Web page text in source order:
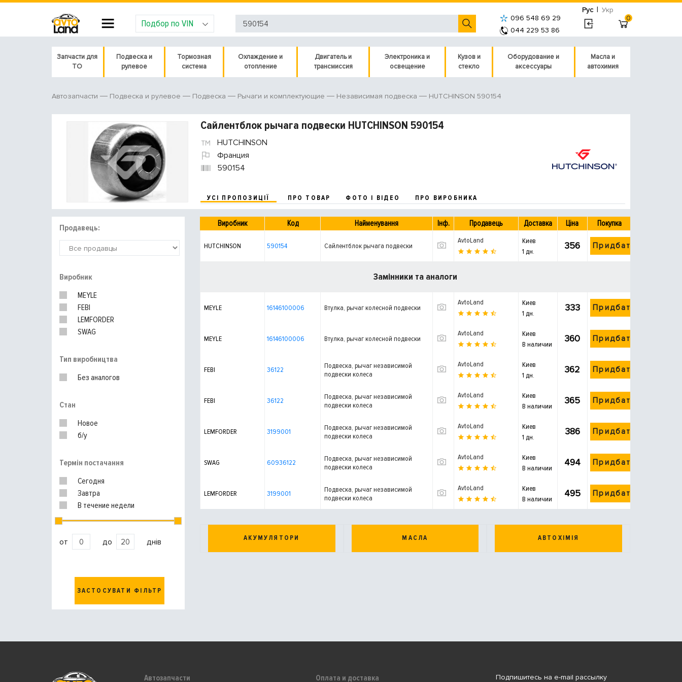
Рус | Укр
Подбор по VIN
096 548 69 29
044 229 53 86
0
Запчасти для
ТО
Подвеска и
рулевое
Тормозная
система
Охлаждение и
отопление
Двигатель и
трансмиссия
Электроника и
освещение
Кузов и
стекло
Оборудование и
аксессуары
Масла и
автохимия
Автозапчасти Подвеска и рулевое Подвеска Рычаги и комплектующие Независимая подвеска HUTCHINSON 590154
Сайлентблок рычага подвески HUTCHINSON 590154
HUTCHINSON
Франция
590154
УСІ ПРОПОЗИЦІЇ ПРО ТОВАР ФОТО І ВІДЕО ПРО ВИРОБНИКА
Продавець:
Виробник
MEYLE
FEBI
LEMFORDER
SWAG
Тип виробництва
Без аналогов
Стан
Новое
б/у
Термін постачання
Сегодня
Завтра
В течение недели
от до днів
ЗАСТОСУВАТИ ФІЛЬТР
Виробник Код Найменування Інф. Продавець Доставка Ціна Покупка
HUTCHINSON 590154 Сайлентблок рычага подвески
AvtoLand
Киев
1 дн.
356 Придбати
Замінники та аналоги
MEYLE 16146100006 Втулка, рычаг колесной подвески
AvtoLand
Киев
1 дн.
333 Придбати
MEYLE 16146100006 Втулка, рычаг колесной подвески
AvtoLand
Киев
В наличии
360 Придбати
FEBI 36122
Подвеска, рычаг независимой
подвески колеса
AvtoLand
Киев
1 дн.
362 Придбати
FEBI 36122
Подвеска, рычаг независимой
подвески колеса
AvtoLand
Киев
В наличии
365 Придбати
LEMFORDER 3199001
Подвеска, рычаг независимой
подвески колеса
AvtoLand
Киев
1 дн.
386 Придбати
SWAG 60936122
Подвеска, рычаг независимой
подвески колеса
AvtoLand
Киев
В наличии
494 Придбати
LEMFORDER 3199001
Подвеска, рычаг независимой
подвески колеса
AvtoLand
Киев
В наличии
495 Придбати
АКУМУЛЯТОРИ МАСЛА АВТОХІМІЯ
Автозапчасти Оплата и доставка Подпишитесь на e-mail рассылку